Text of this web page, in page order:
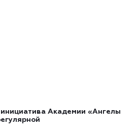
инициатива Академии «Ангелы